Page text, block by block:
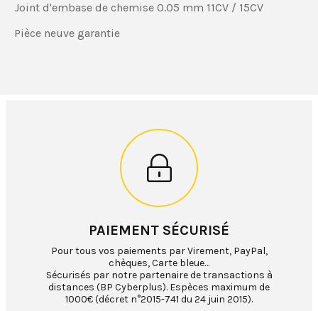
Joint d'embase de chemise 0.05 mm 11CV / 15CV
Pièce neuve garantie
PAIEMENT SÉCURISÉ
Pour tous vos paiements par Virement, PayPal,
chèques, Carte bleue…
Sécurisés par notre partenaire de transactions à
distances (BP Cyberplus). Espèces maximum de
1000€ (décret n°2015-741 du 24 juin 2015).